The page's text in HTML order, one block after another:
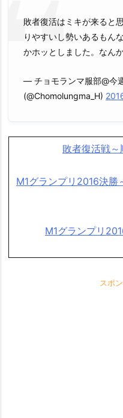
敗者復活はミキが来ると
りやすいし勢いあるもん
かホッとしました。なん
— チョモランマ服部@今
(@Chomolungma_H)
敗者復活戦
M1グランプリ2016決勝
M1グランプリ
スポ